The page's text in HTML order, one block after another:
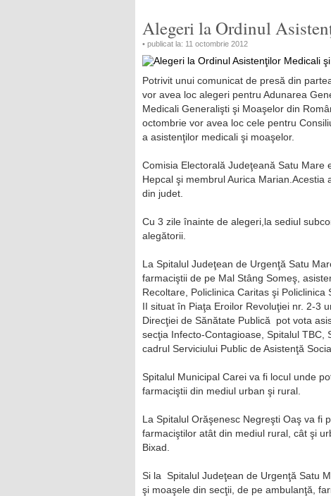
Alegeri la Ordinul
• publicat la: 11 octombrie 2012
Potrivit unui comunicat de presă din
vor avea loc alegeri pentru Adunarea
Medicali Generalişti şi Moaşelor din
octombrie vor avea loc cele pentru
a asistenţilor medicali şi moaşelor.
Comisia Electorală Judeţeană Satu
Hepcal şi membrul Aurica
din judet.
Cu 3 zile înainte de alegeri,la sediul
alegătorii.
La Spitalul Judeţean de Urgenţă Satu
farmaciştii de pe Mal Stâng Someş,
Recoltare, Policlinica Caritas şi
II situat în Piaţa Eroilor Revoluţiei nr. 2-3
Direcţiei de Sănătate Publică pot vota
secţia Infecto-Contagioase, Spitalul TBC,
cadrul Serviciului Public de Asistenţă
Spitalul Municipal Carei va fi locul unde
farmaciştii din mediul urban şi rural.
La Spitalul Orăşenesc Negreşti Oaş va
farmaciştilor atât din mediul rural, cât şi
Bixad.
Si la Spitalul Judeţean de Urgenţă Satu
şi moaşele din secţii, de pe ambulanţă,